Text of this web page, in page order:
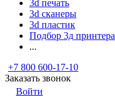
3d печать
3d сканеры
3d пластик
Подбор 3д принтера
...
+7 800 600-17-10
Заказать звонок
Войти